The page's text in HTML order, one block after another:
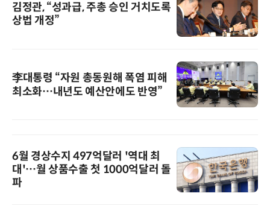
김정관, “성과급, 주총 승인 거치도록
상법 개정”
李대통령 “자원 총동원해 폭염 피해
최소화…내년도 예산안에도 반영”
6월 경상수지 497억달러 '역대 최
대'…월 상품수출 첫 1000억달러 돌
파